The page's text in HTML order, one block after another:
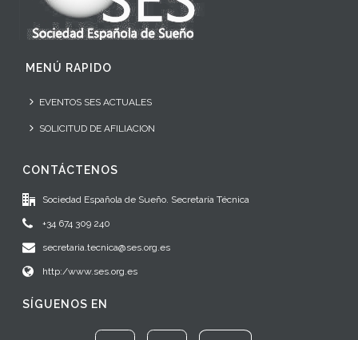
MENÚ RAPIDO
EVENTOS SES ACTUALES
SOLICITUD DE AFILIACION
CONTÁCTENOS
Sociedad Española de Sueño. Secretaría Técnica
+34 674 309 240
secretaria.tecnica@ses.org.es
http:/www.ses.org.es
SÍGUENOS EN